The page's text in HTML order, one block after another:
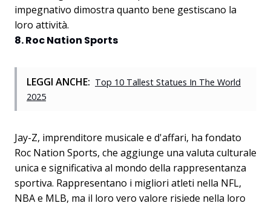
impegnativo dimostra quanto bene gestiscano la
loro attività.
8. Roc Nation Sports
LEGGI ANCHE: Top 10 Tallest Statues In The World
2025
Jay-Z, imprenditore musicale e d'affari, ha fondato
Roc Nation Sports, che aggiunge una valuta culturale
unica e significativa al mondo della rappresentanza
sportiva. Rappresentano i migliori atleti nella NFL,
NBA e MLB, ma il loro vero valore risiede nella loro